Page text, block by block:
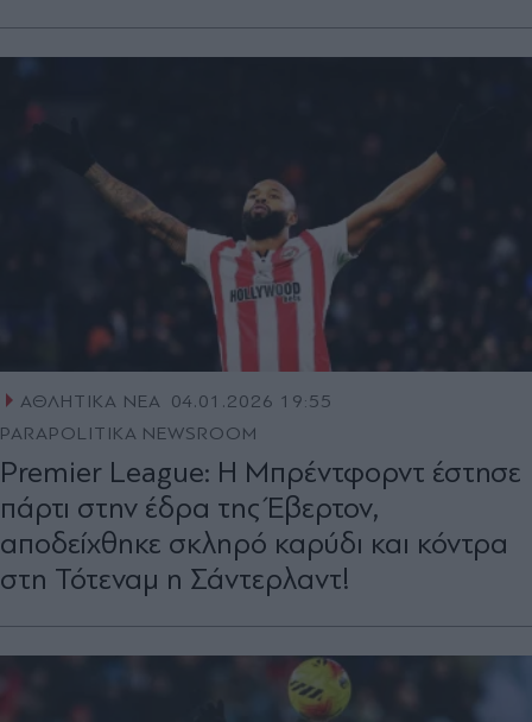
ΑΘΛΗΤΙΚΑ ΝΕΑ 04.01.2026 19:55
PARAPOLITIKA NEWSROOM
Premier League: Η Μπρέντφορντ έστησε
πάρτι στην έδρα της Έβερτον,
αποδείχθηκε σκληρό καρύδι και κόντρα
στη Τότεναμ η Σάντερλαντ!